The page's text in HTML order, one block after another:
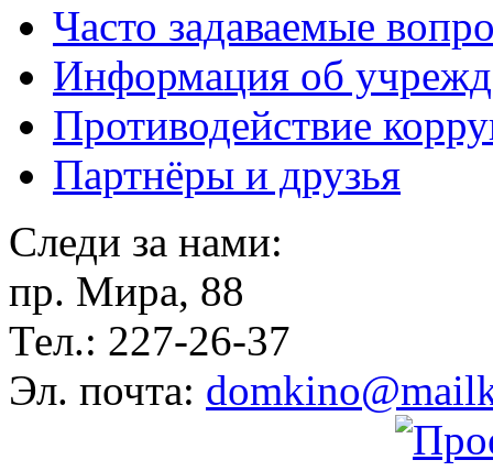
Часто задаваемые
Информация об
Противодействие
Партнёры и друзья
Следи за нами:
пр. Мира, 88
Тел.: 227-26-37
Эл. почта: